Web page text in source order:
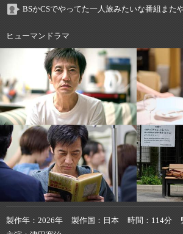
BSかCSでやってた一人旅みたいな番組また
ヒューマンドラマ
製作年 2026年 製作国 日本 時間 114分